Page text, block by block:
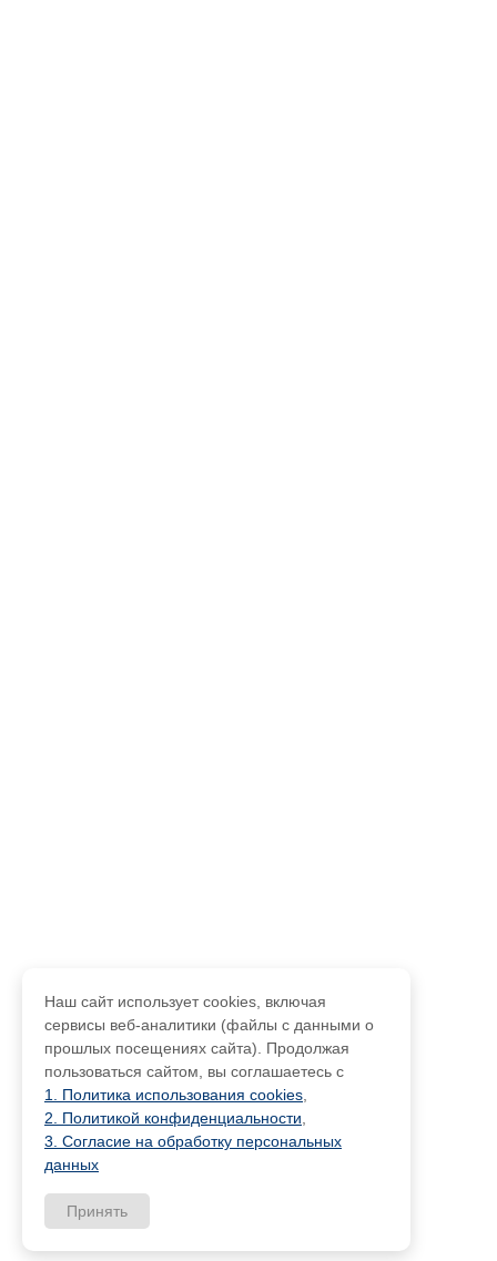
Наш сайт использует cookies, включая
сервисы веб-аналитики (файлы с данными о
прошлых посещениях сайта). Продолжая
пользоваться сайтом, вы соглашаетесь с
1. Политика использования cookies
2. Политикой конфиденциальности
3. Согласие на обработку персональных
данных
Принять